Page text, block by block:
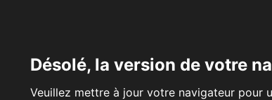
Désolé, la version de votre
Veuillez mettre à jour votre navigateur pour